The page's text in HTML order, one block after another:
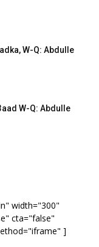
W-Q: Abdulle
W-Q: Abdulle
width="300"
cta="false"
]